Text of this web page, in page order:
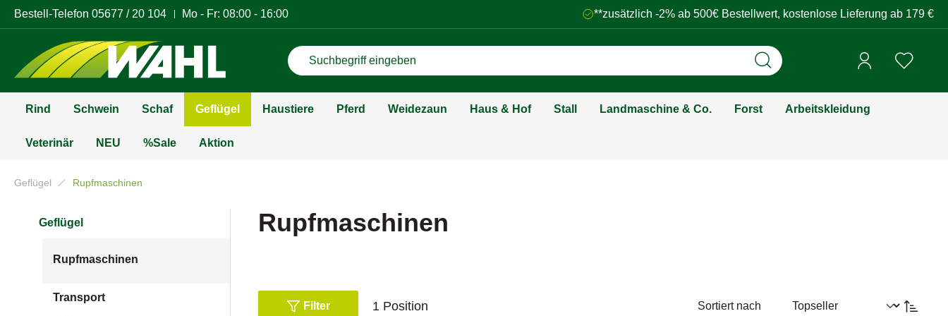
Bestell-Telefon 05677 / 20 104 Mo - Fr: 08:00 - 16:00 **zusätzlich -2% ab 500€ Bestellwert, kostenlose Lieferung ab 179 €
Rind Schwein Schaf Geflügel Haustiere Pferd Weidezaun Haus & Hof Stall Landmaschine & Co. Forst Arbeitskleidung
Veterinär NEU %Sale Aktion
Geflügel Rupfmaschinen
Geflügel
Rupfmaschinen
Transport
Rupfmaschinen
Filter 1 Position Sortiert nach